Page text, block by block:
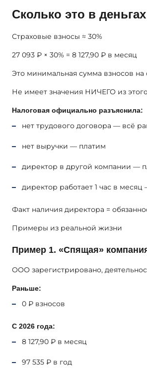
Сколько это в деньгах
Страховые взносы ≈ 30%
27 093 ₽ × 30% = 8 127,90 ₽ в месяц
Это минимальная сумма взносов на
Не имеет значения НИЧЕГО из
Налоговая официально разъяснила:
нет трудового договора — всё
нет выручки — платим
директор в другой компании —
директор работает 1 час в
Факт наличия директора =
Примеры из реальной жизни
Пример 1. «Спящая»
ООО зарегистрировано,
Раньше:
0 ₽ взносов
С 2026 года:
8 127,90 ₽ в месяц
97 535 ₽ в год